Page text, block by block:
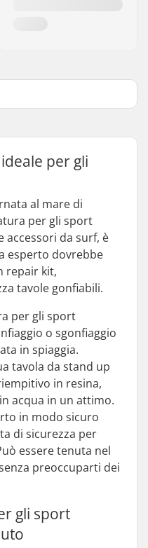
per gli
al mare di
per gli sport
accessori da surf, è
esperto dovrebbe
repair kit,
tavole gonfiabili.
per gli sport
o sgonfiaggio
in spiaggia.
tavola da stand up
in resina,
acqua in un attimo.
in modo sicuro
di sicurezza per
essere tenuta nel
preoccuparti dei
gli sport